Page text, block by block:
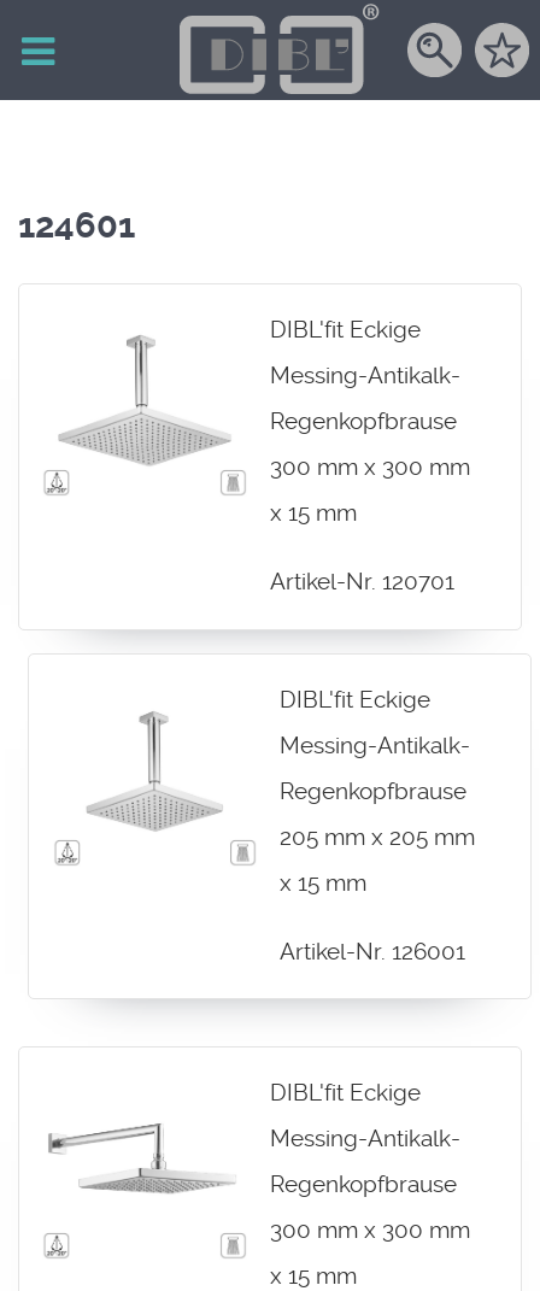
124601
DIBL'fit Eckige
Messing-Antikalk-
Regenkopfbrause
300 mm x 300 mm
x 15 mm
Artikel-Nr. 120701
DIBL'fit Eckige
Messing-Antikalk-
Regenkopfbrause
205 mm x 205 mm
x 15 mm
Artikel-Nr. 126001
DIBL'fit Eckige
Messing-Antikalk-
Regenkopfbrause
300 mm x 300 mm
x 15 mm